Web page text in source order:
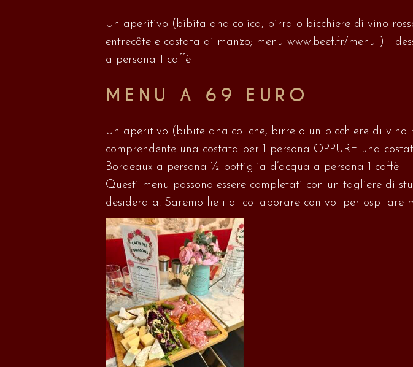
Un aperitivo (bibita analcolica, birra o bicchiere di vino
entrecôte e costata di manzo; menu www.beef.fr/menu ) 1
a persona 1 caffè
MENU A 69 EURO
Un aperitivo (bibite analcoliche, birre o un bicchiere di
comprendente una costata per 1 persona OPPURE una
Bordeaux a persona ½ bottiglia d’acqua a persona 1 caffè
Questi menu possono essere completati con un tagliere di
desiderata. Saremo lieti di collaborare con voi per ospitare